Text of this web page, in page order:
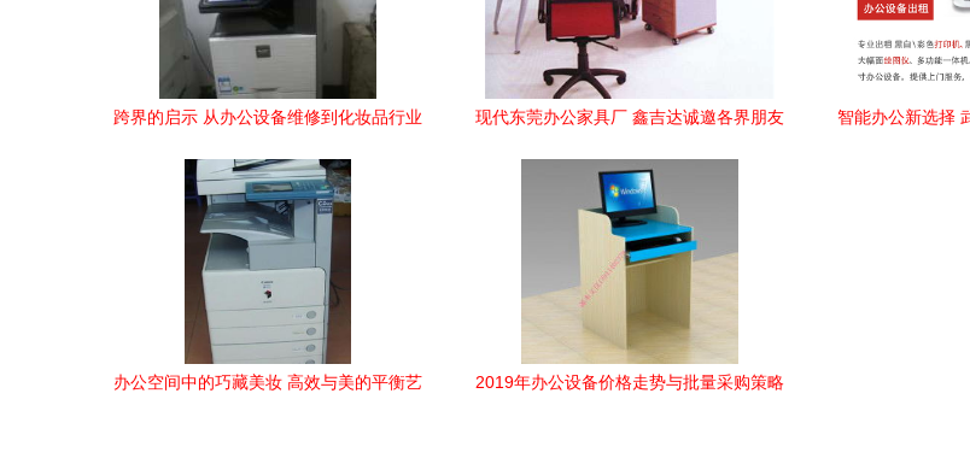
跨界的启示 从办公设备维修到化妆品行业
现代东莞办公家具厂 鑫吉达诚邀各界朋友
智能办公新选择
办公空间中的巧藏美妆 高效与美的平衡艺
2019年办公设备价格走势与批量采购策略